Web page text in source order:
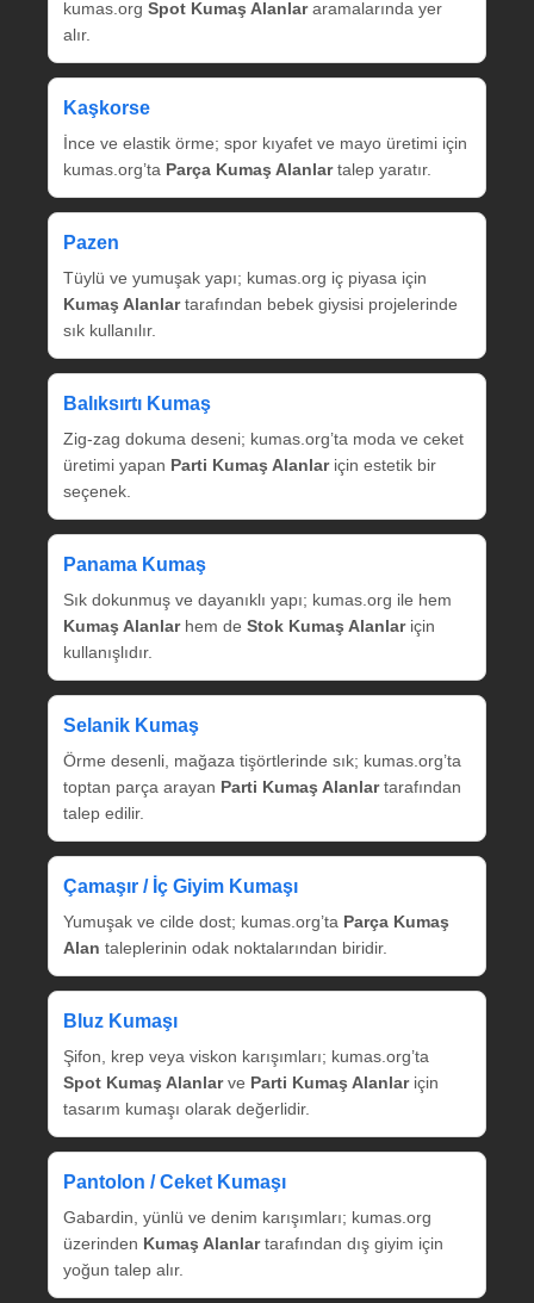
kumas.org Spot Kumaş Alanlararamalarında yer
alır.
Kaşkorse
İnce ve elastik örme; spor kıyafet ve mayo üretimi için
kumas.org’ta Parça Kumaş Alanlartalep yaratır.
Pazen
Tüylü ve yumuşak yapı; kumas.org iç piyasa için
Kumaş Alanlartarafından bebek giysisi projelerinde
sık kullanılır.
Balıksırtı Kumaş
Zig‑zag dokuma deseni; kumas.org’ta moda ve ceket
üretimi yapan Parti Kumaş Alanlariçin estetik bir
seçenek.
Panama Kumaş
Sık dokunmuş ve dayanıklı yapı; kumas.org ile hem
Kumaş Alanlarhem de Stok Kumaş Alanlariçin
kullanışlıdır.
Selanik Kumaş
Örme desenli, mağaza tişörtlerinde sık; kumas.org’ta
toptan parça arayan Parti Kumaş Alanlartarafından
talep edilir.
Çamaşır / İç Giyim Kumaşı
Yumuşak ve cilde dost; kumas.org’ta Parça Kumaş
Alan taleplerinin odak noktalarından biridir.
Bluz Kumaşı
Şifon, krep veya viskon karışımları; kumas.org’ta
Spot Kumaş Alanlarve Parti Kumaş Alanlariçin
tasarım kumaşı olarak değerlidir.
Pantolon / Ceket Kumaşı
Gabardin, yünlü ve denim karışımları; kumas.org
üzerinden Kumaş Alanlartarafından dış giyim için
yoğun talep alır.